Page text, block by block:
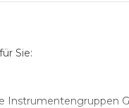
Sie:
Instrumentengruppen